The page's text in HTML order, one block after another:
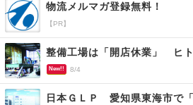
物流メルマガ登録無料！
【PR】
整備工場は「開店休業」 ヒ
New!! 8/4